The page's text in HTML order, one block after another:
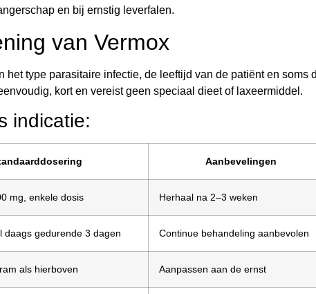
en bij ernstig leverfalen.
van Vermox
het type parasitaire infectie, de leeftijd van de patiënt en soms
kort en vereist geen speciaal dieet of laxeermiddel.
indicatie:
Aanbevelingen
mg, enkele dosis Herhaal na 2–3 weken
daags gedurende 3 dagen Continue behandeling aanbevolen
als hierboven Aanpassen aan de ernst